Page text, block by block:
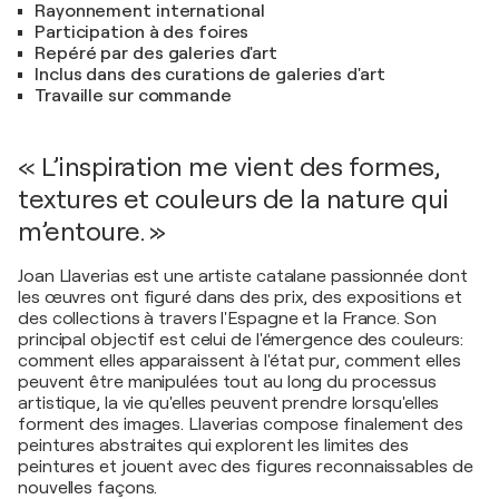
Rayonnement international
Participation à des foires
Repéré par des galeries d'art
Inclus dans des curations de galeries d'art
Travaille sur commande
« L’inspiration me vient des formes,
textures et couleurs de la nature qui
m’entoure. »
Joan Llaverias est une artiste catalane passionnée dont
les œuvres ont figuré dans des prix, des expositions et
des collections à travers l'Espagne et la France. Son
principal objectif est celui de l'émergence des couleurs:
comment elles apparaissent à l'état pur, comment elles
peuvent être manipulées tout au long du processus
artistique, la vie qu'elles peuvent prendre lorsqu'elles
forment des images. Llaverias compose finalement des
peintures abstraites qui explorent les limites des
peintures et jouent avec des figures reconnaissables de
nouvelles façons.